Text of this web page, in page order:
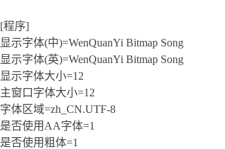
[程序]
显示字体(中)=WenQuanYi Bitmap Song
显示字体(英)=WenQuanYi Bitmap Song
显示字体大小=12
主窗口字体大小=12
字体区域=zh_CN.UTF-8
是否使用AA字体=1
是否使用粗体=1